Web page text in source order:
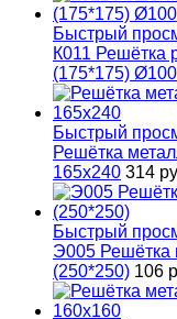
Быстрый
К011 Решётка
(175*175) Ø100
Быстрый
Решётка
165х240 314
Быстрый
Э005 Решётка
(250*250) 106